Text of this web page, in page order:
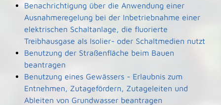
Benachrichtigung über die Anwendung einer
Ausnahmeregelung bei der Inbetriebnahme einer
elektrischen Schaltanlage, die fluorierte
Treibhausgase als Isolier- oder Schaltmedien nutzt
Benutzung der Straßenfläche beim Bauen
beantragen
Benutzung eines Gewässers - Erlaubnis zum
Entnehmen, Zutagefördern, Zutageleiten und
Ableiten von Grundwasser beantragen